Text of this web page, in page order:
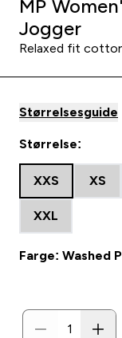
MP
Jogger
Relaxed fit
Størrelsesguide
Størrelse:
XXS XS
XXL
Farge: Washed